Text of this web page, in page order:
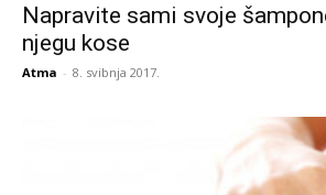
Napravite sami svoje
njegu kose
Atma - 8. svibnja 2017.